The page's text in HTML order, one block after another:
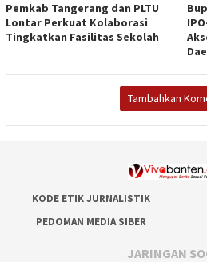
Pemkab Tangerang dan PLTU
Lontar Perkuat Kolaborasi
Tingkatkan Fasilitas Sekolah
Tambahkan
KODE ETIK JURNALISTIK
PEDOMAN MEDIA SIBER
JARINGAN